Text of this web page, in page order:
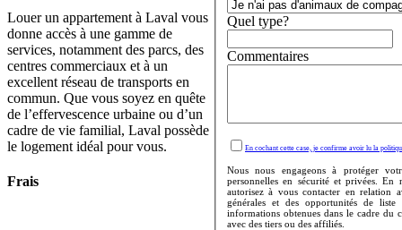
Louer un appartement à Laval vous
donne accès à une gamme de
services, notamment des parcs, des
centres commerciaux et à un
excellent réseau de transports en
commun. Que vous soyez en quête
de l’effervescence urbaine ou d’un
cadre de vie familial, Laval possède
le logement idéal pour vous.
Frais
Quel type?
Commentaires
En cochant cette case, je confirme avoir lu la
Nous nous engageons à protéger
personnelles en sécurité et privées.
autorisez à vous contacter en relation
générales et des opportunités de
informations obtenues dans le cadre du
avec des tiers ou des affiliés.